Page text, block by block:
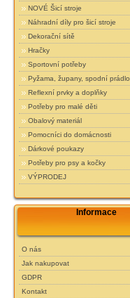
NOVÉ Šicí stroje
Náhradní díly pro šicí stroje
Dekorační sítě
Hračky
Sportovní potřeby
Pyžama, župany, spodní prádlo
Reflexní prvky a doplňky
Potřeby pro malé děti
Obalový materiál
Pomocníci do domácnosti
Dárkové poukazy
Potřeby pro psy a kočky
VÝPRODEJ
Informace
O nás
Jak nakupovat
GDPR
Kontakt